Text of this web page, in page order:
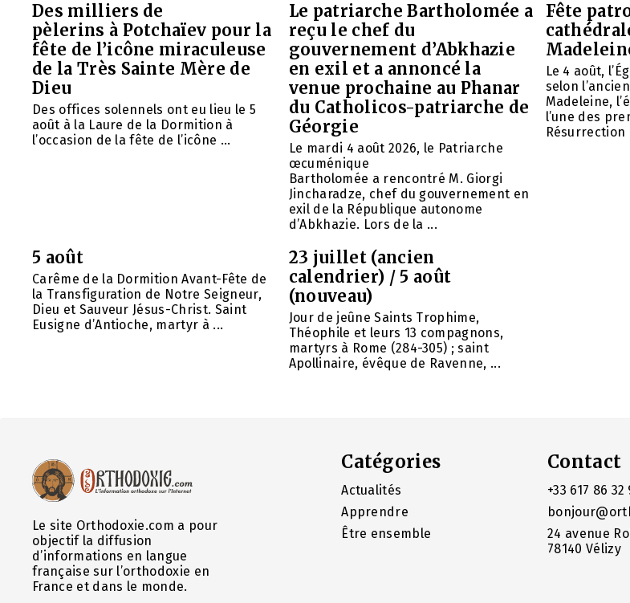
Des milliers de
pèlerins à Potchaïev pour la
fête de l’icône miraculeuse
de la Très Sainte Mère de
Dieu
Des offices solennels ont eu lieu le 5
août à la Laure de la Dormition à
l’occasion de la fête de l’icône ...
Le patriarche Bartholomée a
reçu le chef du
gouvernement d’Abkhazie
en exil et a annoncé la
venue prochaine au Phanar
du Catholicos-patriarche de
Géorgie
Le mardi 4 août 2026, le Patriarche
œcuménique
Bartholomée a rencontré M. Giorgi
Jincharadze, chef du gouvernement en
exil de la République autonome
d’Abkhazie. Lors de la ...
Fête
Le 4 août,
selon
Madeleine,
l’une des
Résurrection
5 août
Carême de la Dormition Avant-Fête de
la Transfiguration de Notre Seigneur,
Dieu et Sauveur Jésus-Christ. Saint
Eusigne d’Antioche, martyr à ...
23 juillet (ancien
calendrier) / 5 août
(nouveau)
Jour de jeûne Saints Trophime,
Théophile et leurs 13 compagnons,
martyrs à Rome (284-305) ; saint
Apollinaire, évêque de Ravenne, ...
Le site Orthodoxie.com a pour
objectif la diffusion
d’informations en langue
française sur l’orthodoxie en
France et dans le monde.
Catégories
Actualités
Apprendre
Être ensemble
Contact
+33 617 86 32
24 avenue
78140 Vélizy